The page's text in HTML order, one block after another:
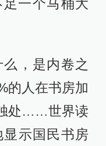
一个马桶大
，是内卷之
的人在书房加
处……世界读
示国民书房